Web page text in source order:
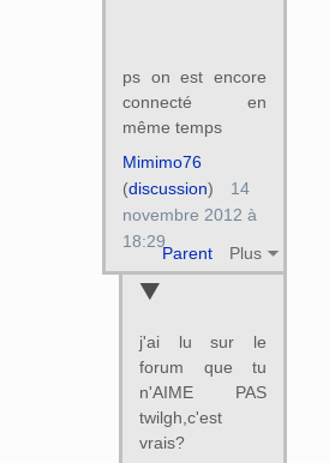
ps on est encore
connecté en
même temps
Parent Plus
Mimimo76
(discussion)
14
novembre 2012 à
18:29
j'ai lu sur le
forum que tu
n'AIME PAS
twilgh,c'est
vrais?